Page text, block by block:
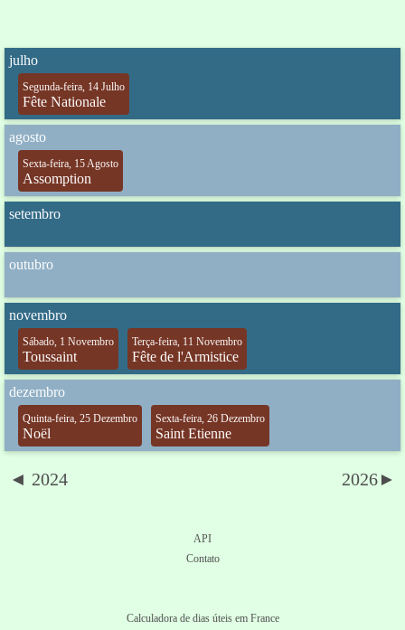
julho
Segunda-feira, 14 Julho
Fête Nationale
agosto
Sexta-feira, 15 Agosto
Assomption
setembro
outubro
novembro
Sábado, 1 Novembro
Toussaint
Terça-feira, 11 Novembro
Fête de l'Armistice
dezembro
Quinta-feira, 25 Dezembro
Noël
Sexta-feira, 26 Dezembro
Saint Etienne
◄ 2024 2026►
API
Contato
Calculadora de dias úteis em France